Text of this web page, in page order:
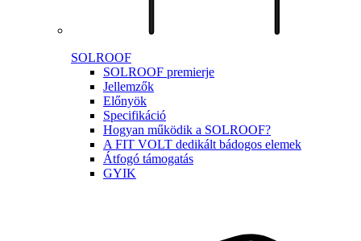
SOLROOF
SOLROOF premierje
Jellemzők
Előnyök
Specifikáció
Hogyan működik a SOLROOF?
A FIT VOLT dedikált bádogos elemek
Átfogó támogatás
GYIK